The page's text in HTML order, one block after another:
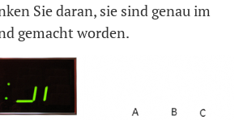
Sie daran, sie sind genau im
gemacht worden.